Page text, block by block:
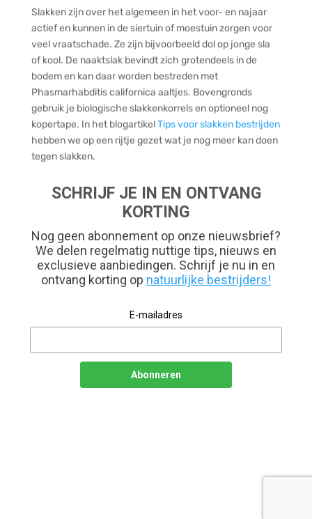
Slakken zijn over het algemeen in het voor- en najaar
actief en kunnen in de siertuin of moestuin zorgen voor
veel vraatschade. Ze zijn bijvoorbeeld dol op jonge sla
of kool. De naaktslak bevindt zich grotendeels in de
bodem en kan daar worden bestreden met
Phasmarhabditis californica aaltjes. Bovengronds
gebruik je biologische slakkenkorrels en optioneel nog
kopertape. In het blogartikelTips voor slakken bestrijden
hebben we op een rijtje gezet wat je nog meer kan doen
tegen slakken.